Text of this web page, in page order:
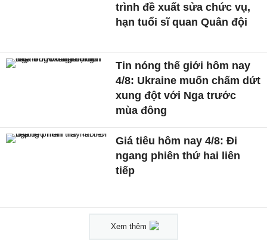
trình đề xuất sửa chức vụ,
hạn tuổi sĩ quan Quân đội
Tin nóng thế giới hôm nay
4/8: Ukraine muốn chấm dứt
xung đột với Nga trước
mùa đông
Giá tiêu hôm nay 4/8: Đi
ngang phiên thứ hai liên
tiếp
Xem thêm